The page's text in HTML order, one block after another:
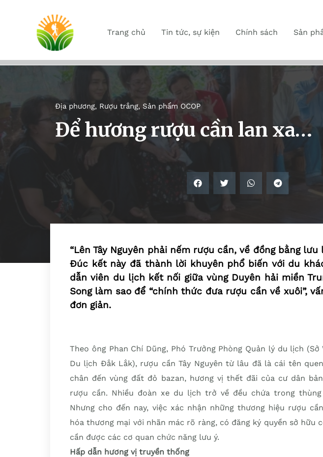
Trang chủ Tin tức, sự kiện Chính sách Sản
Địa phương, Rượu trắng, Sản phẩm OCOP
Để hương rượu cần lan xa…
“Lên Tây Nguyên phải nếm rượu cần, về đồng bằng lưu
Đúc kết này đã thành lời khuyên phổ biến với du
dẫn viên du lịch kết nối giữa vùng Duyên hải miền
Song làm sao để “chính thức đưa rượu cần về xuôi”,
đơn giản.
Theo ông Phan Chí Dũng, Phó Trưởng Phòng Quản lý du lịch (Sở
Du lịch Đắk Lắk), rượu cần Tây Nguyên từ lâu đã là cái tên
chân đến vùng đất đỏ bazan, hương vị thết đãi của cư dân
rượu cần. Nhiều đoàn xe du lịch trở về đều chứa trong
Nhưng cho đến nay, việc xác nhận những thương hiệu rượu
hóa thương mại với nhãn mác rõ ràng, có đăng ký quyền sở hữu
cần được các cơ quan chức năng lưu ý.
Hấp dẫn hương vị truyền thống